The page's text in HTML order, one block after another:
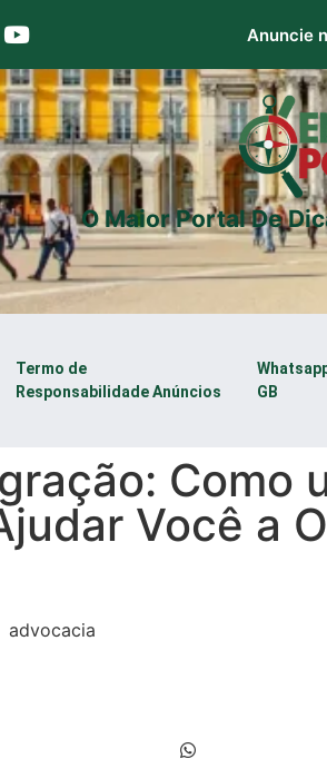
Anuncie
O Maior Portal De
Termo de
Responsabilidade Anúncios
GB
Como
Você a